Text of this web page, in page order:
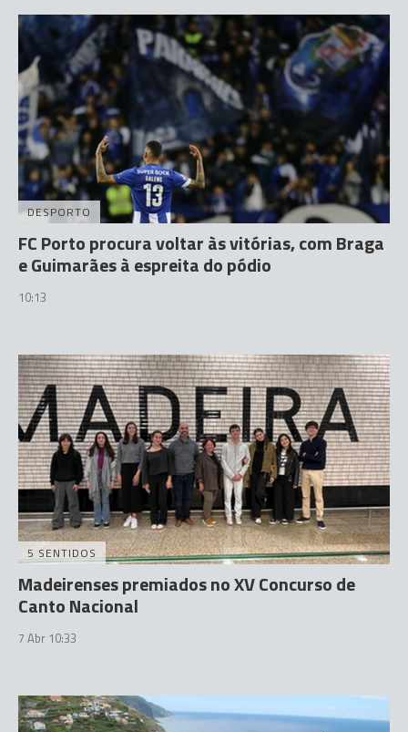
DESPORTO
FC Porto procura voltar às vitórias, com Braga
e Guimarães à espreita do pódio
10:13
5 SENTIDOS
Madeirenses premiados no XV Concurso de
Canto Nacional
7 Abr 10:33